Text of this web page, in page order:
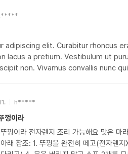
elit. Curabitur rhoncus
lacus a pretium. Vestibulum ut
non. Vivamus convallis nunc
h*****
껑이라
껑이라 전자렌지 조리 가능해요 맛은
전라렌지X는 선에 맞춰서)